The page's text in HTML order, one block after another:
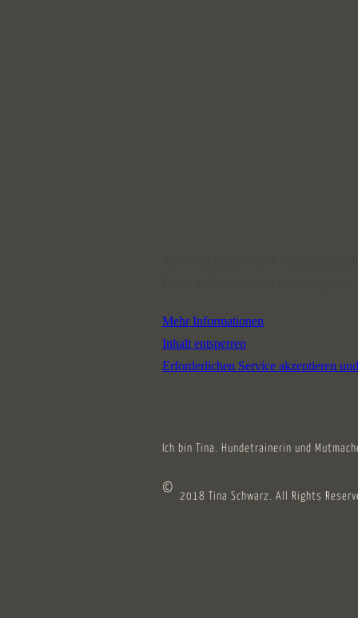
Mehr Informationen
Inhalt entsperren
Erforderlichen Service akzeptieren
Ich bin Tina. Hundetrainerin und
© 2018 Tina Schwarz. All Rights